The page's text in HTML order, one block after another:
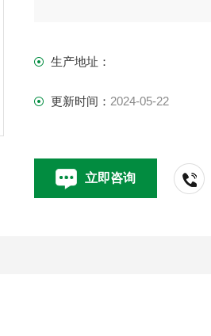
生产地址：
更新时间： 2024-05-22
立即咨询